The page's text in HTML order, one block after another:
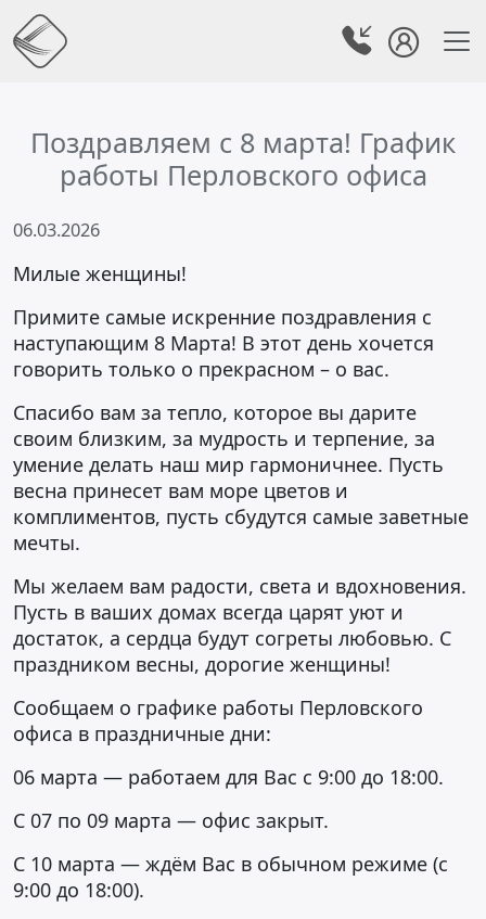
Поздравляем с 8 марта! График
работы Перловского офиса
06.03.2026
Милые женщины!
Примите самые искренние поздравления с
наступающим 8 Марта! В этот день хочется
говорить только о прекрасном – о вас.
Спасибо вам за тепло, которое вы дарите
своим близким, за мудрость и терпение, за
умение делать наш мир гармоничнее. Пусть
весна принесет вам море цветов и
комплиментов, пусть сбудутся самые заветные
мечты.
Мы желаем вам радости, света и вдохновения.
Пусть в ваших домах всегда царят уют и
достаток, а сердца будут согреты любовью. С
праздником весны, дорогие женщины!
Сообщаем о графике работы Перловского
офиса в праздничные дни:
06 марта — работаем для Вас с 9:00 до 18:00.
С 07 по 09 марта — офис закрыт.
С 10 марта — ждём Вас в обычном режиме (с
9:00 до 18:00).